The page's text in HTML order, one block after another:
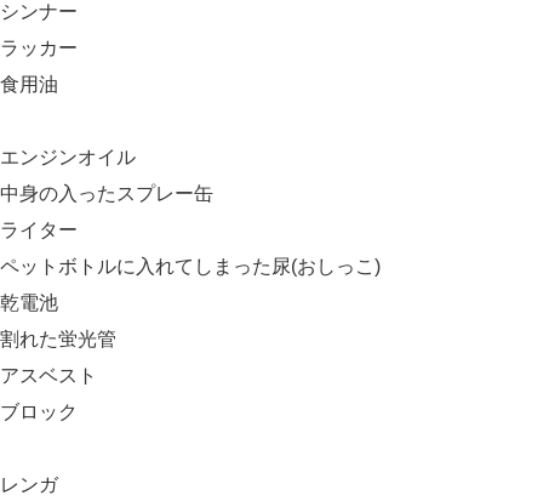
シンナー
ラッカー
食用油
エンジンオイル
中身の入ったスプレー缶
ライター
ペットボトルに入れてしまった尿(おしっこ)
乾電池
割れた蛍光管
アスベスト
ブロック
レンガ